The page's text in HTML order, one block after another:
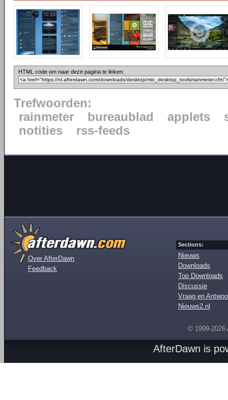
HTML code om naar deze pagina te linken:
Trefwoorden:
rainmeter
bureaublad applets
notities
rss-feeds
Over AfterDawn
Feedback
Sections:
Nieuws
Downloads
Top Downloads
Discussie
Vraag en
Nieuws2.nl
© 1999-2026
AfterDawn is